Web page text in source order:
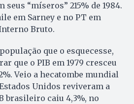
seus “míseros” 215% de 1984.
em Sarney e no PT em
Bruto.
que o esquecesse,
que o PIB em 1979 cresceu
Veio a hecatombe mundial
Unidos reviveram a
brasileiro caiu 4,3%, no